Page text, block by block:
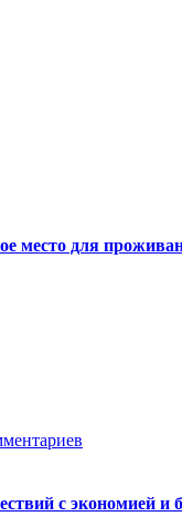
место для
с экономией и